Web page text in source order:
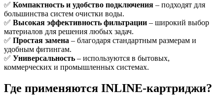
✅ Компактность и удобство подключения – подходят для
большинства систем очистки воды.
✅ Высокая эффективность фильтрации – широкий выбор
материалов для решения любых задач.
✅ Простая замена – благодаря стандартным размерам и
удобным фитингам.
✅ Универсальность – используются в бытовых,
коммерческих и промышленных системах.
Где применяются INLINE-картриджи?